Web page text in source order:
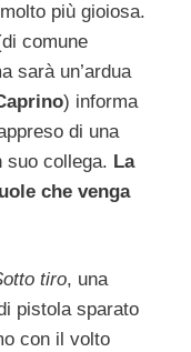
più gioiosa.
comune
sarà un’ardua
) informa
di una
suo collega. La
che venga
tiro, una
pistola sparato
con il volto